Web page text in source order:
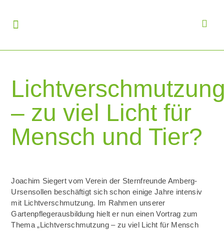
– zu viel Licht für
Mensch und Tier?
Joachim Siegert vom Verein der Sternfreunde Amberg-
Ursensollen beschäftigt sich schon einige Jahre intensiv
mit Lichtverschmutzung. Im Rahmen unserer
Gartenpflegerausbildung hielt er nun einen Vortrag zum
Thema „Lichtverschmutzung – zu viel Licht für Mensch